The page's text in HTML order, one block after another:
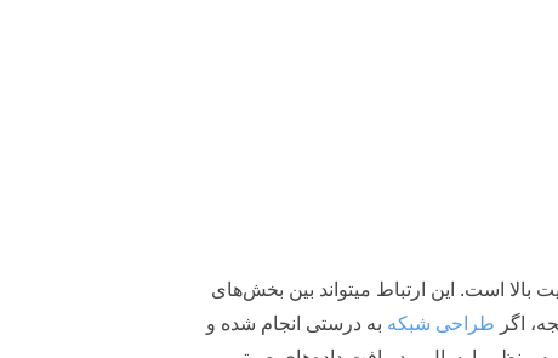
بالا است. این ارتباط میتواند بین بخش‌های
اگر طراحی شبکه به درستی انجام شده و